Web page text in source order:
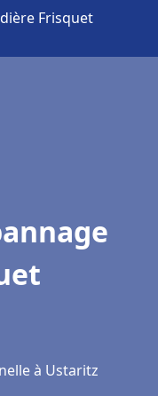
Frisquet
à Ustaritz